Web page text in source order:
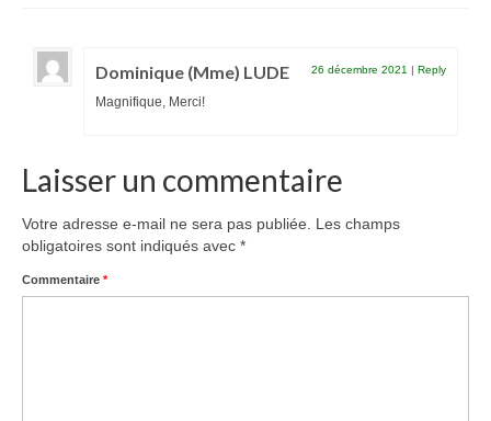
Dominique (Mme) LUDE 26 décembre 2021 | Reply
Magnifique, Merci!
Laisser un commentaire
Votre adresse e-mail ne sera pas publiée.
Les champs
obligatoires sont indiqués avec *
Commentaire *